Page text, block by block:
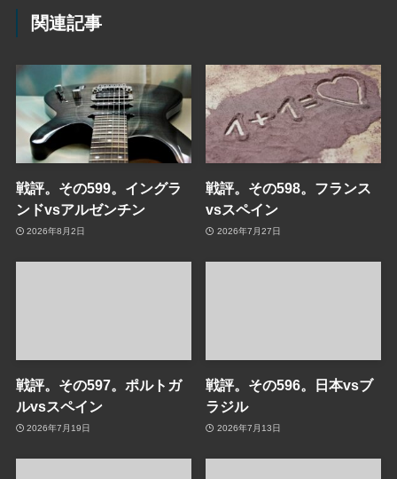
関連記事
戦評。その599。イングラ
ンドvsアルゼンチン
2026年8月2日
戦評。その598。フランス
vsスペイン
2026年7月27日
戦評。その597。ポルトガ
ルvsスペイン
2026年7月19日
戦評。その596。日本vsブ
ラジル
2026年7月13日